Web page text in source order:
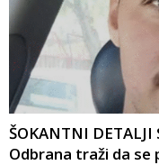
ŠOKANTNI DETALJI
Odbrana traži da se